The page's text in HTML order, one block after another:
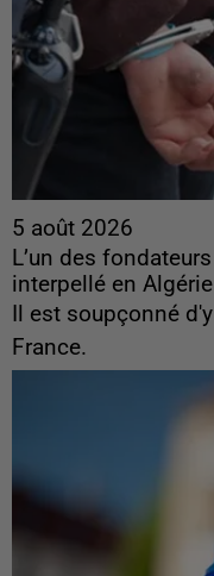
5 août 2026
L’un des
interpellé en Algérie
Il est soupçonné
France.